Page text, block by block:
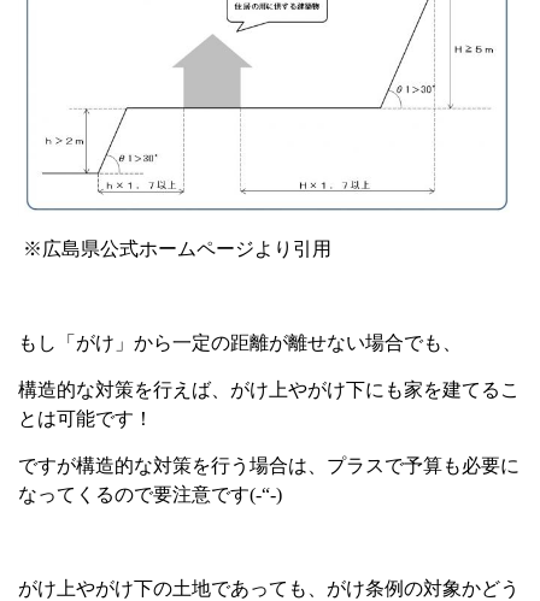
※広島県公式ホームページより引用
もし「がけ」から一定の距離が離せない場合でも、
構造的な対策を行えば、がけ上やがけ下にも家を建てるこ
とは可能です！
ですが構造的な対策を行う場合は、プラスで予算も必要に
なってくるので要注意です(-“-)
がけ上やがけ下の土地であっても、がけ条例の対象かどう